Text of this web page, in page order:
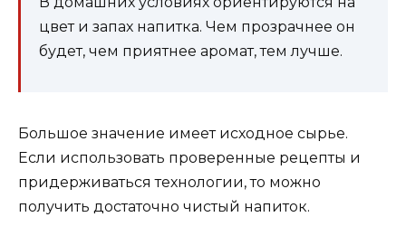
цвет и запах напитка. Чем прозрачнее он
будет, чем приятнее аромат, тем лучше.
Большое значение имеет исходное сырье.
Если использовать проверенные рецепты и
придерживаться технологии, то можно
получить достаточно чистый напиток.